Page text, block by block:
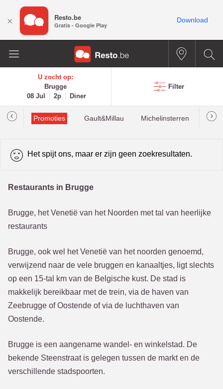
U zocht op:
Brugge
08 Jul
2p Diner
Filter
Promoties Gault&Millau Michelinsterren
Het spijt ons, maar er zijn geen zoekresultaten.
Restaurants in Brugge
Brugge, het Venetië van het Noorden met tal van heerlijke
restaurants
Brugge, ook wel het Venetië van het noorden genoemd,
verwijzend naar de vele bruggen en kanaaltjes, ligt slechts
op een 15-tal km van de Belgische kust. De stad is
makkelijk bereikbaar met de trein, via de haven van
Zeebrugge of Oostende of via de luchthaven van
Oostende.
Brugge is een aangename wandel- en winkelstad. De
bekende Steenstraat is gelegen tussen de markt en de
verschillende stadspoorten.
× Resto.be
Gratis - Google Play
Download